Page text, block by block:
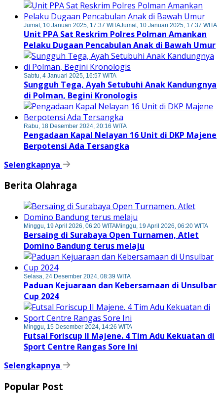
Jumat, 10 Januari 2025, 17:37 WITAJumat, 10 Januari 2025, 17:37 WITA
Unit PPA Sat Reskrim Polres Polman Amankan
Pelaku Dugaan Pencabulan Anak di Bawah Umur
Sabtu, 4 Januari 2025, 16:57 WITA
Sungguh Tega, Ayah Setubuhi Anak Kandungnya
di Polman, Begini Kronologis
Rabu, 18 Desember 2024, 20:16 WITA
Pengadaan Kapal Nelayan 16 Unit di DKP Majene
Berpotensi Ada Tersangka
Selengkapnya
Berita Olahraga
Minggu, 19 April 2026, 06:20 WITAMinggu, 19 April 2026, 06:20 WITA
Bersaing di Surabaya Open Turnamen, Atlet
Domino Bandung terus melaju
Selasa, 24 Desember 2024, 08:39 WITA
Paduan Kejuaraan dan Kebersamaan di Unsulbar
Cup 2024
Minggu, 15 Desember 2024, 14:26 WITA
Futsal Foriscup II Majene. 4 Tim Adu Kekuatan di
Sport Centre Rangas Sore Ini
Selengkapnya
Popular Post